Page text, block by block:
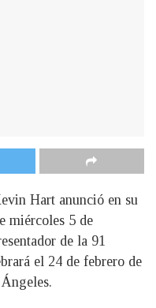
Hart anunció en su
miércoles 5 de
de la 91
el 24 de febrero de